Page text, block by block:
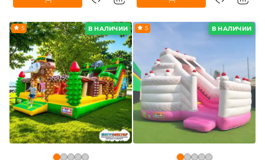
В НАЛИЧИИ
5 В НАЛИЧИИ
-5%